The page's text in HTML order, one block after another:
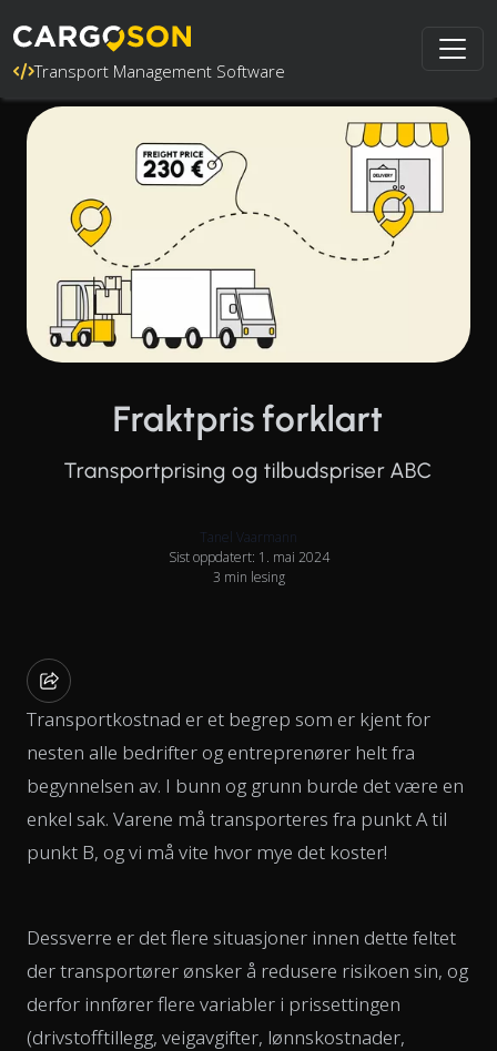
Transport Management Software
Fraktpris forklart
Transportprising og tilbudspriser ABC
Tanel Vaarmann
Sist oppdatert: 1. mai 2024
3 min lesing
Transportkostnad er et begrep som er kjent for
nesten alle bedrifter og entreprenører helt fra
begynnelsen av. I bunn og grunn burde det være en
enkel sak. Varene må transporteres fra punkt A til
punkt B, og vi må vite hvor mye det koster!
Dessverre er det flere situasjoner innen dette feltet
der transportører ønsker å redusere risikoen sin, og
derfor innfører flere variabler i prissettingen
(drivstofftillegg, veigavgifter, lønnskostnader,